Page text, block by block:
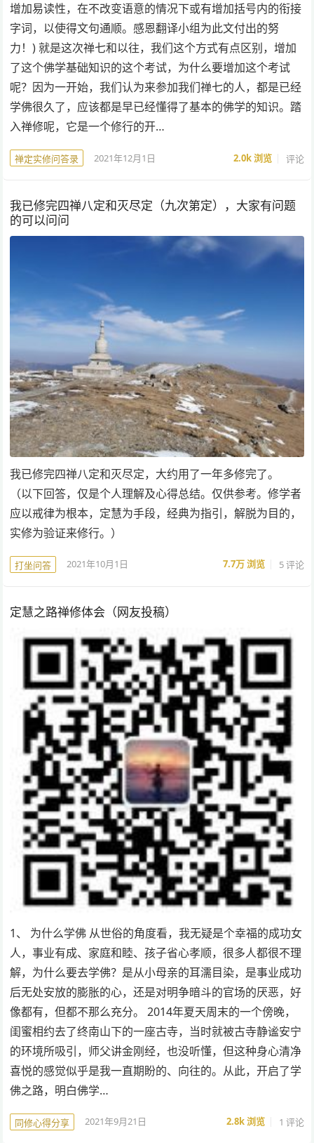
增加易读性，在不改变语意的情况下或有增加括号内的衔接
字词，以使得文句通顺。感恩翻译小组为此文付出的努
力！) 就是这次禅七和以往，我们这个方式有点区别，增加
了这个佛学基础知识的这个考试，为什么要增加这个考试
呢？因为一开始，我们认为来参加我们禅七的人，都是已经
学佛很久了，应该都是早已经懂得了基本的佛学的知识。踏
入禅修呢，它是一个修行的开…
禅定实修问答录 2021年12月1日 2.0k浏览 评论
我已修完四禅八定和灭尽定（九次第定），大家有问题
的可以问问
我已修完四禅八定和灭尽定，大约用了一年多修完了。
（以下回答，仅是个人理解及心得总结。仅供参考。修学者
应以戒律为根本，定慧为手段，经典为指引，解脱为目的，
实修为验证来修行。）
打坐问答 2021年10月1日 7.7万浏览 5 评论
定慧之路禅修体会（网友投稿）
1、 为什么学佛 从世俗的角度看，我无疑是个幸福的成功女
人，事业有成、家庭和睦、孩子省心孝顺，很多人都很不理
解，为什么要去学佛？是从小母亲的耳濡目染，是事业成功
后无处安放的膨胀的心，还是对明争暗斗的官场的厌恶，好
像都有，但都不那么充分。 2014年夏天周末的一个傍晚，
闺蜜相约去了终南山下的一座古寺，当时就被古寺静谧安宁
的环境所吸引，师父讲金刚经，也没听懂，但这种身心清净
喜悦的感觉似乎是我一直期盼的、向往的。从此，开启了学
佛之路，明白佛学…
同修心得分享 2021年9月21日 2.8k浏览 1 评论